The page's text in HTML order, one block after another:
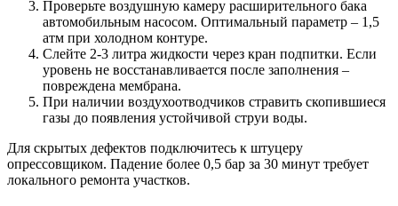
Проверьте воздушную камеру расширительного бака
автомобильным насосом. Оптимальный параметр – 1,5
атм при холодном контуре.
Слейте 2-3 литра жидкости через кран подпитки. Если
уровень не восстанавливается после заполнения –
повреждена мембрана.
При наличии воздухоотводчиков стравить скопившиеся
газы до появления устойчивой струи воды.
Для скрытых дефектов подключитесь к штуцеру
опрессовщиком. Падение более 0,5 бар за 30 минут требует
локального ремонта участков.